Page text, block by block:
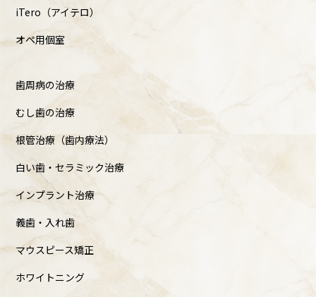
iTero（アイテロ）
オペ用個室
歯周病の治療
むし歯の治療
根管治療（歯内療法）
白い歯・セラミック治療
インプラント治療
義歯・入れ歯
マウスピース矯正
ホワイトニング